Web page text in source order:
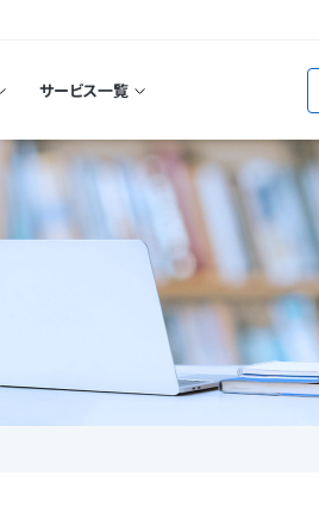
サービス一覧